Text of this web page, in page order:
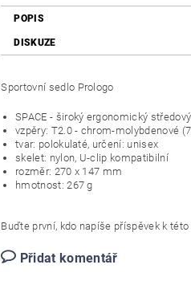
POPIS
DISKUZE
Sportovní sedlo Prologo
SPACE - široký ergonomický
vzpěry: T2.0 - chrom-molybdenové
tvar: polokulaté, určení: unisex
skelet: nylon, U-clip kompatibilní
rozměr: 270 x 147 mm
hmotnost: 267 g
Buďte první, kdo napíše příspěvek k této
Přidat komentář